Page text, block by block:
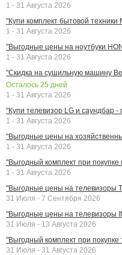
1 - 31 Августа 2026
"Купи комплект бытовой техники
1 - 31 Августа 2026
"Выгодные цены на ноутбуки
1 - 31 Августа 2026
"Скидка на сушильную машину
Осталось 25 дней
1 - 31 Августа 2026
"Купи телевизор LG и саундбар -
1 - 31 Августа 2026
"Выгодные цены на
1 - 31 Августа 2026
"Выгодный комплект при
1 - 31 Августа 2026
"Выгодные цены на телевизоры
31 Июля - 7 Сентября 2026
"Выгодные цены на телевизоры
31 Июля - 13 Августа 2026
"Выгодный комплект при покупке
31 Июля - 31 Августа 2026